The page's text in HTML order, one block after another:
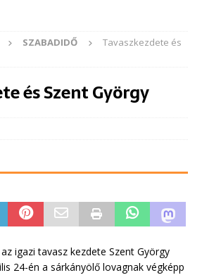
SZABADIDŐ
Tavaszkezdete és
és Szent György
igazi tavasz kezdete Szent György
24-én a sárkányölő lovagnak végképp